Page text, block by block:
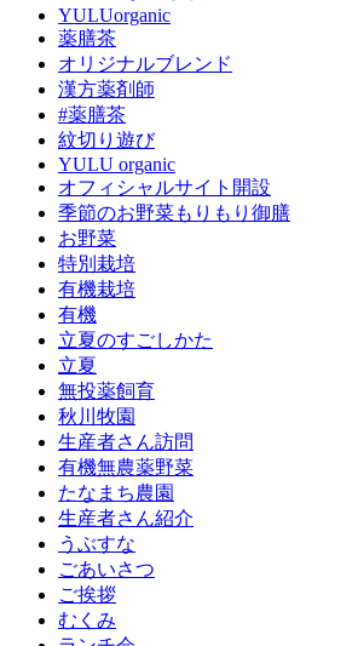
YULUorganic
薬膳茶
オリジナルブレンド
漢方薬剤師
#薬膳茶
紋切り遊び
YULU organic
オフィシャルサイト開設
季節のお野菜もりもり御膳
お野菜
特別栽培
有機栽培
有機
立夏のすごしかた
立夏
無投薬飼育
秋川牧園
生産者さん訪問
有機無農薬野菜
たなまち農園
生産者さん紹介
うぶすな
ごあいさつ
ご挨拶
むくみ